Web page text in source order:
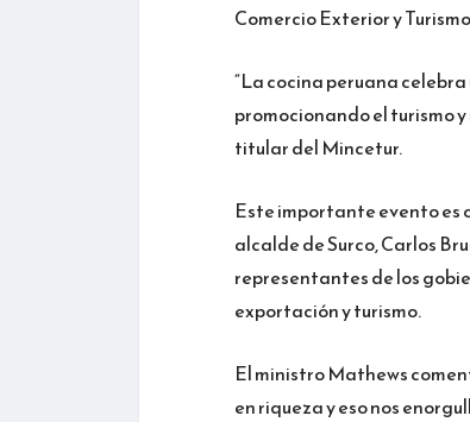
Comercio Exterior y
“La cocina peruana
promocionando el turismo
titular del Mincetur.
Este importante evento es
alcalde de Surco, Carlos
representantes de los
exportación y turismo.
El ministro Mathews
en riqueza y eso nos